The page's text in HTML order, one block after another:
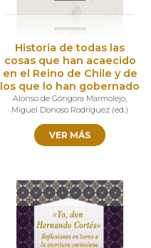
Historia de todas las
cosas que han acaecido
en el Reino de Chile y de
los que lo han gobernado
Alonso de Góngora Marmolejo,
Miguel Donoso Rodríguez (ed.)
VER MÁS